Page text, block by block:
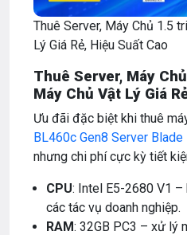
Thuê Server, Máy Chủ 1.5
Lý Giá Rẻ, Hiệu Suất Cao
Thuê Server, Máy
Máy Chủ Vật Lý Giá
Ưu đãi đặc biệt khi thuê
BL460c Gen8 Server Blade
nhưng chi phí cực kỳ tiết
CPU: Intel E5-2680 V1 –
các tác vụ doanh nghiệp.
RAM: 32GB PC3 – xử lý